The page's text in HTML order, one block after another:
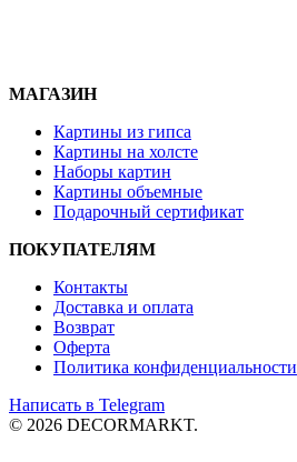
МАГАЗИН
Картины из гипса
Картины на холсте
Наборы картин
Картины объемные
Подарочный сертификат
ПОКУПАТЕЛЯМ
Контакты
Доставка и оплата
Возврат
Оферта
Политика конфиденциальности
Написать в Telegram
© 2026 DECORMARKT.